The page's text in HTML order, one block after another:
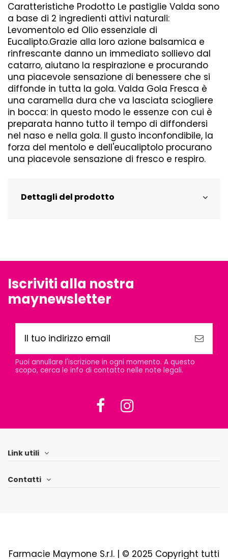
Caratteristiche Prodotto Le pastiglie Valda sono
a base di 2 ingredienti attivi naturali:
Levomentolo ed Olio essenziale di
Eucalipto.Grazie alla loro azione balsamica e
rinfrescante danno un immediato sollievo dal
catarro, aiutano la respirazione e procurando
una piacevole sensazione di benessere che si
diffonde in tutta la gola. Valda Gola Fresca è
una caramella dura che va lasciata sciogliere
in bocca: in questo modo le essenze con cui è
preparata hanno tutto il tempo di diffondersi
nel naso e nella gola. Il gusto inconfondibile, la
forza del mentolo e dell'eucaliptolo procurano
una piacevole sensazione di fresco e respiro.
Dettagli del prodotto
Iscriviti alla nostra
maynewsletter
Puoi annullare l'iscrizione in ogni momento. A questo
scopo, cerca le info di contatto nelle note legali.
Link utili
Contatti
Farmacie Maymone S.r.l. | © 2025 Copyright tutti